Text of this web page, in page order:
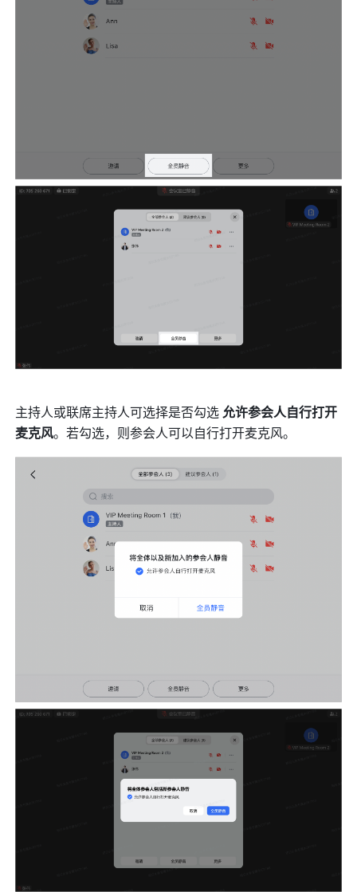
主持人或联席主持人可选择是否勾选 允许参会人自行打开
麦克风。若勾选，则参会人可以自行打开麦克风。